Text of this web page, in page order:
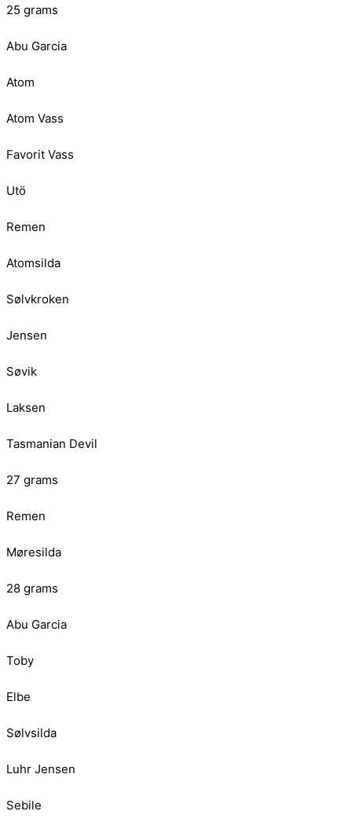
25 grams
Abu Garcia
Atom
Atom Vass
Favorit Vass
Utö
Remen
Atomsilda
Sølvkroken
Jensen
Søvik
Laksen
Tasmanian Devil
27 grams
Remen
Møresilda
28 grams
Abu Garcia
Toby
Elbe
Sølvsilda
Luhr Jensen
Sebile